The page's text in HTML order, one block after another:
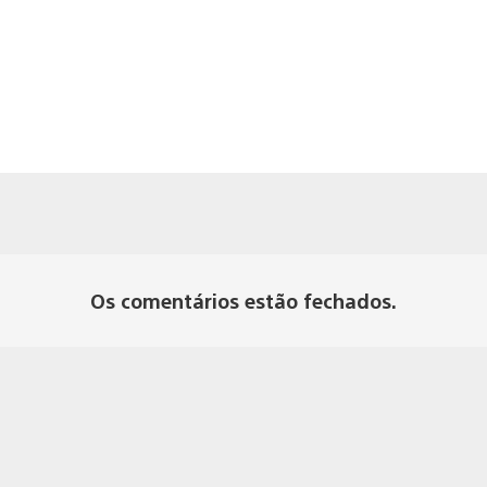
Os comentários estão fechados.